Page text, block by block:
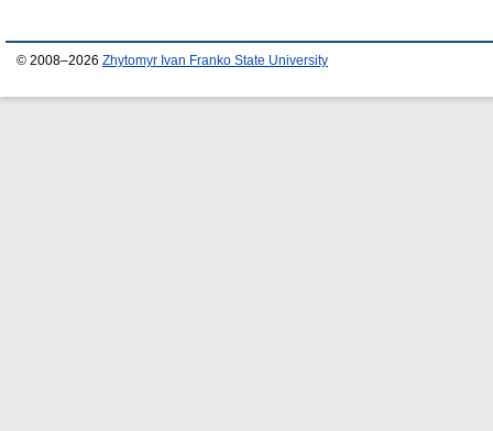
© 2008–2026 Zhytomyr Ivan Franko State University